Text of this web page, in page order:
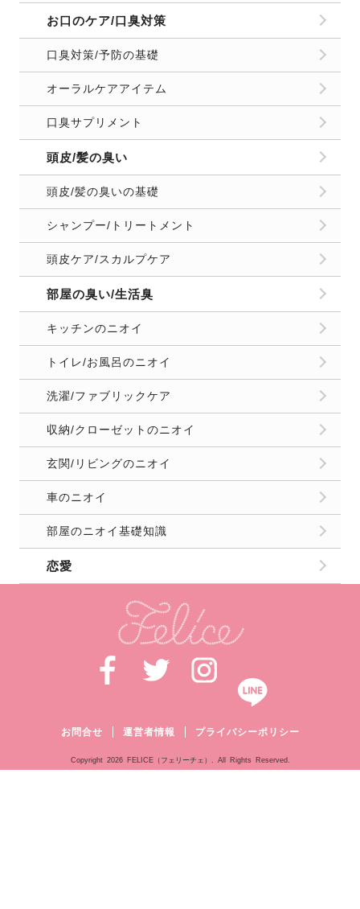
お口のケア/口臭対策
口臭対策/予防の基礎
オーラルケアアイテム
口臭サプリメント
頭皮/髪の臭い
頭皮/髪の臭いの基礎
シャンプー/トリートメント
頭皮ケア/スカルプケア
部屋の臭い/生活臭
キッチンのニオイ
トイレ/お風呂のニオイ
洗濯/ファブリックケア
収納/クローゼットのニオイ
玄関/リビングのニオイ
車のニオイ
部屋のニオイ基礎知識
恋愛
お問合せ 運営者情報 プライバシーポリシー
Copyright 2026 FELICE（フェリーチェ）. All Rights Reserved.